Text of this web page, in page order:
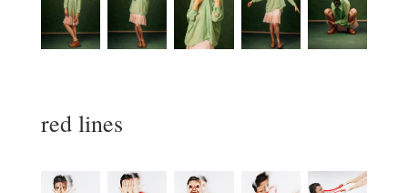
red lines